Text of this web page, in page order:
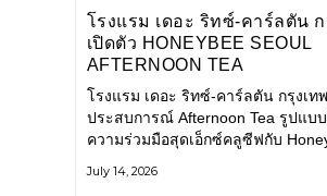
โรงแรม เดอะ ริทซ์-คาร์ลตัน ก
เปิดตัว HONEYBEE SEOUL
AFTERNOON TEA
COLLABORATION ณ คาเลโอ
(CALEŌ) ชวนสัมผัสเสน่ห์ของ
หวานร่วมสมัยจากกรุงโซล
โรงแรม เดอะ ริทซ์-คาร์ลตัน กรุงเท
ประสบการณ์ Afternoon Tea รูปแบ
ความร่วมมือสุดเอ็กซ์คลูซีฟกับ
ดังจากกรุงโซล นำโดยเชฟอึนจอง
July 14, 2026